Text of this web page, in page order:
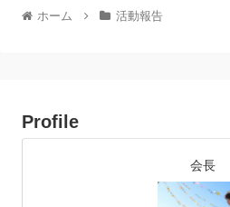
ホーム 活動報告
Profile
会長